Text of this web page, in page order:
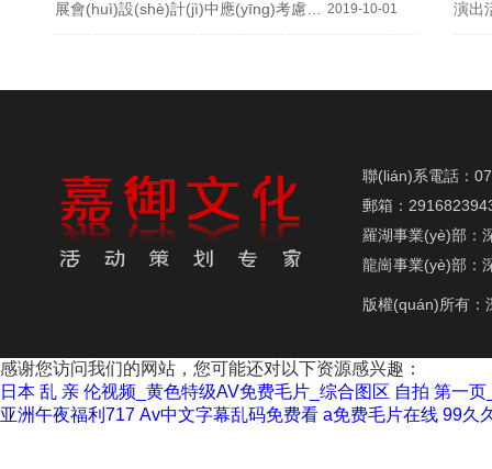
2019-10-01
聯(lián)系電話：
郵箱：
羅湖事業(yè)部：
龍崗事業(yè)部：
版權(quán)所有
感谢您访问我们的网站，您可能还对以下资源感兴趣：
日本 乱 亲 伦视频_黄色特级AV免费毛片_综合图区 自拍 第一
亚洲午夜福利717 Av中文字幕乱码免费看 a免费毛片在线 99久